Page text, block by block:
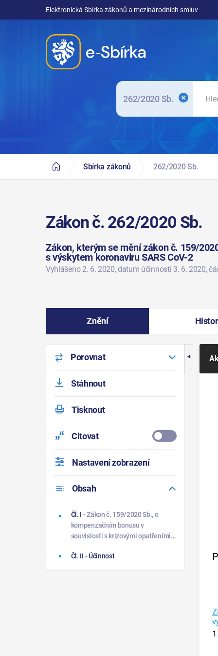
Elektronická Sbírka zákonů a mezinárodních smluv
262/2020 Sb.
Sbírka zákonů 262/2020 Sb.
Zákon č. 262/2020 Sb.
Zákon, kterým se mění zákon č. 159/
s výskytem koronaviru SARS CoV-2
Vyhlášeno 2. 6. 2020, datum účinnosti 3. 6. 2020,
Znění
Porovnat
Stáhnout
Tisknout
Citovat
Nastavení zobrazení
Obsah
Čl. I - Zákon č. 159/2020 Sb., o
kompenzačním bonusu v
souvislosti s krizovými opatřeními v
SARS CoV-2, ve znění zákona č.
Čl. II - Účinnost